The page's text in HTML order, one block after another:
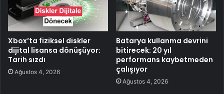
Xbox’ta fiziksel diskler
dijital lisansa dönüşüyor:
Tarih sızdı
Ağustos 4, 2026
Batarya kullanma devrini
bitirecek: 20 yıl
performans kaybetmeden
çalışıyor
Ağustos 4, 2026